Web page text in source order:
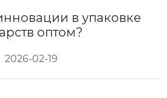
в упаковке
оптом?
2026-02-19